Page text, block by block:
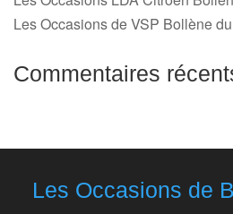
Les Occasions de VSP Bollène
Commentaires
Les Occasions de